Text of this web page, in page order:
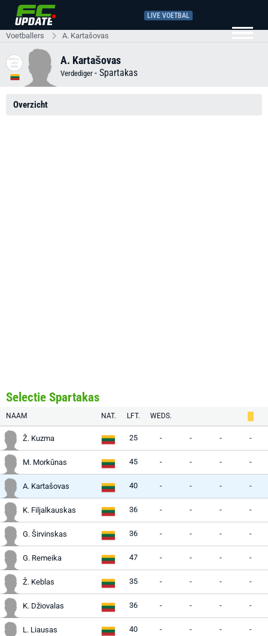
LIVE VOETBAL
Voetballers A. Kartašovas
A. Kartašovas
Verdediger - Spartakas
Overzicht
Selectie Spartakas
NAAM NAT. LFT. WEDS.
Ž. Kuzma 25 - - - -
M. Morkūnas 45 - - - -
A. Kartašovas 40 - - - -
K. Filjalkauskas 36 - - - -
G. Širvinskas 36 - - - -
G. Remeika 47 - - - -
Ž. Keblas 35 - - - -
K. Džiovalas 36 - - - -
L. Liausas 40 - - - -